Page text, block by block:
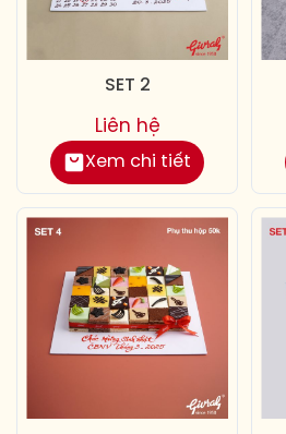
SET 2
Xem chi tiết
Liên hệ